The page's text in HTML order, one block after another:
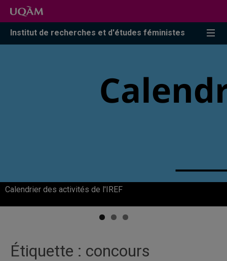
Accéder
recherche
Accéder
menu
pricipal
Accéder
zone
Institut de recherches et d'études féministes
Calendrier des activités de l'IREF
Offres d'emplois en études féministes
BiblioFEM* : Portail bibliographique des références en
études féministes
Étiquette : concours